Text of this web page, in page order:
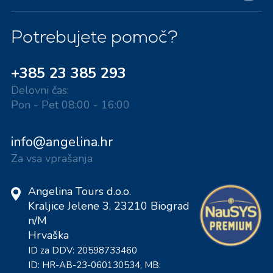
Potrebujete pomoč?
+385 23 385 293
Delovni čas:
Pon - Pet 08:00 - 16:00
info@angelina.hr
Za vsa vprašanja
Angelina Tours d.o.o.
Kraljice Jelene 3, 23210 Biograd
n/M
Hrvaška
ID za DDV: 20598733460
ID: HR-AB-23-060130534, MB: